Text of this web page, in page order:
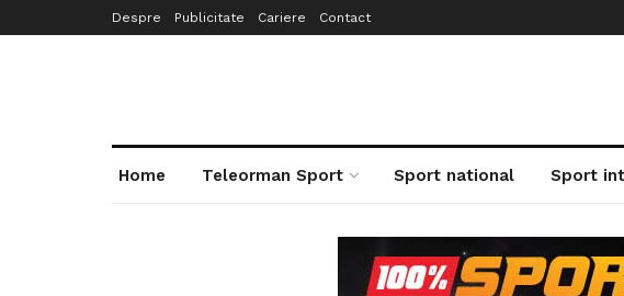
Despre Publicitate Cariere Contact
Home Teleorman Sport Sport national Sport